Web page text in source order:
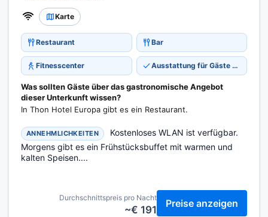
Karte
Restaurant Bar
Fitnesscenter Ausstattung für Gäste mit Behinderungen
Was sollten Gäste über das gastronomische Angebot
dieser Unterkunft wissen?
In Thon Hotel Europa gibt es ein Restaurant.
ANNEHMLICHKEITEN
Kostenloses WLAN ist verfügbar.
Morgens gibt es ein Frühstücksbuffet mit warmen und
kalten Speisen....
Durchschnittspreis pro Nacht
~€ 191
Preise anzeigen